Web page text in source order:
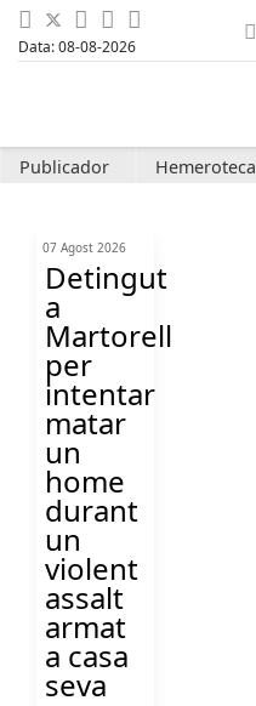
Data: 08-08-2026
Publicador Hemeroteca
07 Agost 2026
Detingut
a
Martorell
per
intentar
matar
un
home
durant
un
violent
assalt
armat
a casa
seva